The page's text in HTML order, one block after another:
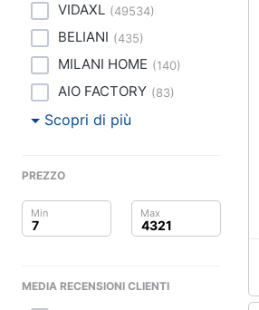
Arredo
Salute e igiene
Giocattoli
Prima infanzia
Fotografia
VIDAXL (49534)
BELIANI (435)
MILANI HOME (140)
AIO FACTORY (83)
Scopri di più
PREZZO
MEDIA RECENSIONI CLIENTI